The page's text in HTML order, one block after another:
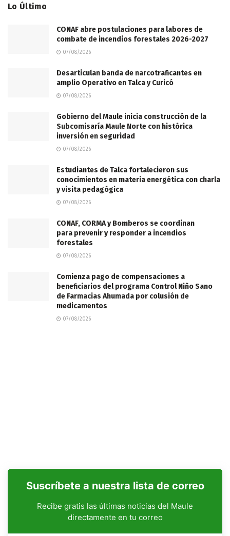
Lo Último
CONAF abre postulaciones para labores de
combate de incendios forestales 2026-2027
07/08/2026
Desarticulan banda de narcotraficantes en
amplio Operativo en Talca y Curicó
07/08/2026
Gobierno del Maule inicia construcción de la
Subcomisaría Maule Norte con histórica
inversión en seguridad
07/08/2026
Estudiantes de Talca fortalecieron sus
conocimientos en materia energética con charla
y visita pedagógica
07/08/2026
CONAF, CORMA y Bomberos se coordinan
para prevenir y responder a incendios
forestales
07/08/2026
Comienza pago de compensaciones a
beneficiarios del programa Control Niño Sano
de Farmacias Ahumada por colusión de
medicamentos
07/08/2026
Suscríbete a nuestra lista de correo
Recibe gratis las últimas noticias del Maule
directamente en tu correo